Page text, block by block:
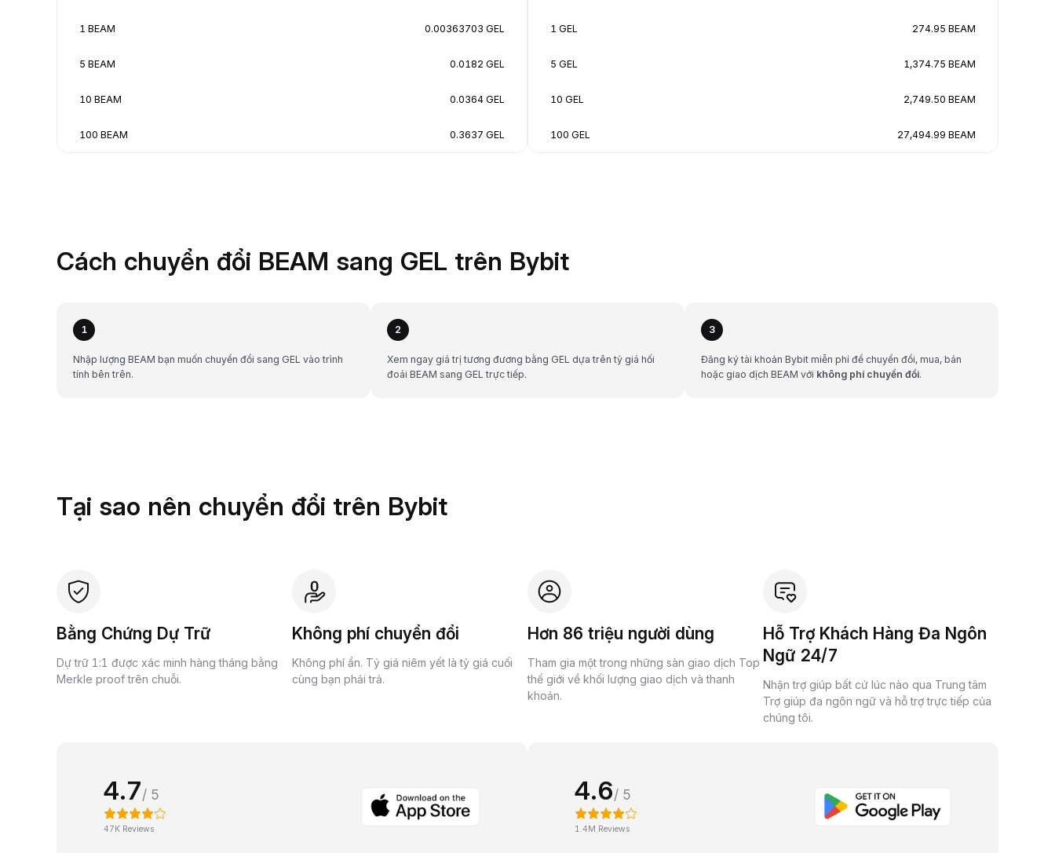
1 BEAM 0.00363703 GEL
5 BEAM 0.0182 GEL
10 BEAM 0.0364 GEL
100 BEAM 0.3637 GEL
1 GEL 274.95 BEAM
5 GEL 1,374.75 BEAM
10 GEL 2,749.50 BEAM
100 GEL 27,494.99 BEAM
Cách chuyển đổi BEAM sang GEL trên Bybit
1
Nhập lượng BEAM bạn muốn chuyển đổi sang GEL vào trình
tính bên trên.
2
Xem ngay giá trị tương đương bằng GEL dựa trên tỷ giá hối
đoái BEAM sang GEL trực tiếp.
3
Đăng ký tài khoản Bybit miễn phí để chuyển đổi, mua, bán
hoặc giao dịch BEAM với không phí chuyển đổi.
Tại sao nên chuyển đổi trên Bybit
Bằng Chứng Dự Trữ
Dự trữ 1:1 được xác minh hàng tháng bằng
Merkle proof trên chuỗi.
Không phí chuyển đổi
Không phí ẩn. Tỷ giá niêm yết là tỷ giá cuối
cùng bạn phải trả.
Hơn 86 triệu người dùng
Tham gia một trong những sàn giao dịch Top
thế giới về khối lượng giao dịch và thanh
khoản.
Hỗ Trợ Khách Hàng Đa Ngôn
Ngữ 24/7
Nhận trợ giúp bất cứ lúc nào qua Trung tâm
Trợ giúp đa ngôn ngữ và hỗ trợ trực tiếp của
chúng tôi.
4.7/ 5
47K Reviews
4.6/ 5
1.4M Reviews